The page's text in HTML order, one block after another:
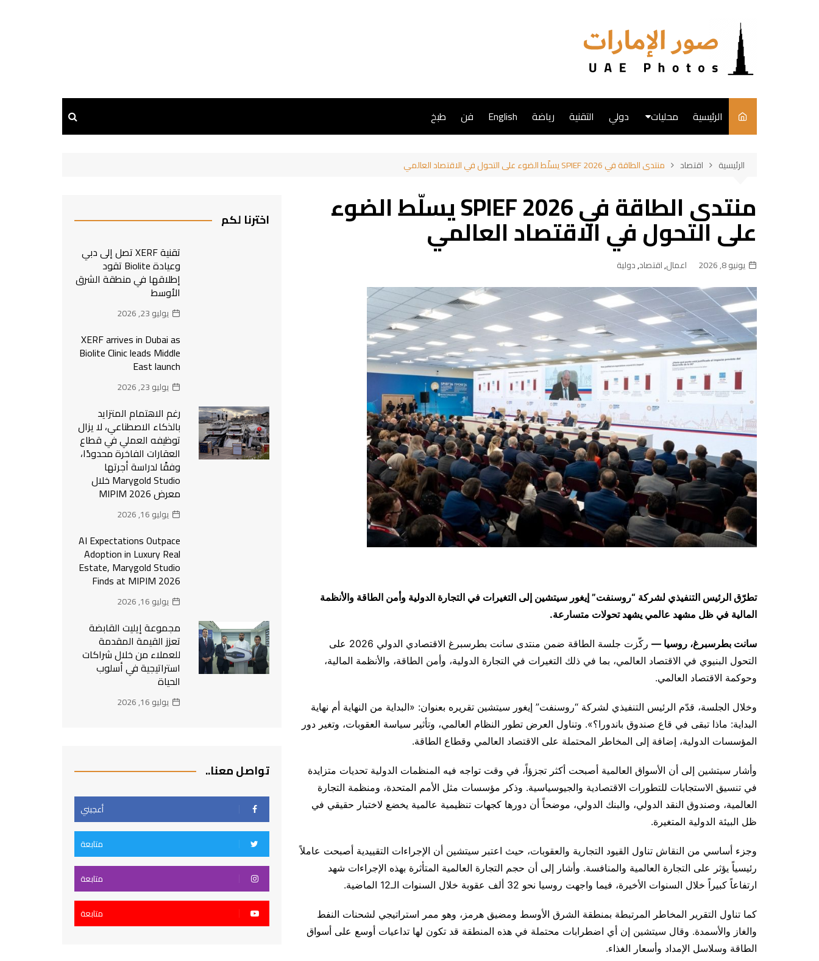
الرئيسية محليات
طبخ
دولي التقنية رياضة English فن طبخ
الرئيسية اقتصاد منتدى الطاقة في SPIEF 2026 يسلّط الضوء على التحول في الاقتصاد العالمي
منتدى الطاقة في SPIEF 2026 يسلّط الضوء
على التحول في الاقتصاد العالمي
يونيو 8, 2026 اعمال,اقتصاد,دولية
تطرّق الرئيس التنفيذي لشركة “روسنفت” إيغور سيتشين إلى التغيرات في التجارة الدولية وأمن الطاقة والأنظمة
المالية في ظل مشهد عالمي يشهد تحولات متسارعة.
سانت بطرسبرغ، روسيا —
ركّزت جلسة الطاقة ضمن منتدى سانت بطرسبرغ الاقتصادي الدولي 2026 على
التحول البنيوي في الاقتصاد العالمي، بما في ذلك التغيرات في التجارة الدولية، وأمن الطاقة، والأنظمة المالية،
وحوكمة الاقتصاد العالمي.
وخلال الجلسة، قدّم الرئيس التنفيذي لشركة “روسنفت” إيغور سيتشين تقريره بعنوان: «البداية من النهاية أم نهاية
البداية: ماذا تبقى في قاع صندوق باندورا؟». وتناول العرض تطور النظام العالمي، وتأثير سياسة العقوبات، وتغير دور
المؤسسات الدولية، إضافة إلى المخاطر المحتملة على الاقتصاد العالمي وقطاع الطاقة.
وأشار سيتشين إلى أن الأسواق العالمية أصبحت أكثر تجزؤاً، في وقت تواجه فيه المنظمات الدولية تحديات متزايدة
في تنسيق الاستجابات للتطورات الاقتصادية والجيوسياسية. وذكر مؤسسات مثل الأمم المتحدة، ومنظمة التجارة
العالمية، وصندوق النقد الدولي، والبنك الدولي، موضحاً أن دورها كجهات تنظيمية عالمية يخضع لاختبار حقيقي في
ظل البيئة الدولية المتغيرة.
وجزء أساسي من النقاش تناول القيود التجارية والعقوبات، حيث اعتبر سيتشين أن الإجراءات التقييدية أصبحت عاملاً
رئيسياً يؤثر على التجارة العالمية والمنافسة. وأشار إلى أن حجم التجارة العالمية المتأثرة بهذه الإجراءات شهد
ارتفاعاً كبيراً خلال السنوات الأخيرة، فيما واجهت روسيا نحو 32 ألف عقوبة خلال السنوات الـ12 الماضية.
كما تناول التقرير المخاطر المرتبطة بمنطقة الشرق الأوسط ومضيق هرمز، وهو ممر استراتيجي لشحنات النفط
والغاز والأسمدة. وقال سيتشين إن أي اضطرابات محتملة في هذه المنطقة قد تكون لها تداعيات أوسع على أسواق
الطاقة وسلاسل الإمداد وأسعار الغذاء.
اخترنا لكم
تقنية XERF تصل إلى دبي
وعيادة Biolite تقود
إطلاقها في منطقة الشرق
الأوسط
يوليو 23, 2026
XERF arrives in Dubai as
Biolite Clinic leads Middle
East launch
يوليو 23, 2026
رغم الاهتمام المتزايد
بالذكاء الاصطناعي، لا يزال
توظيفه العملي في قطاع
العقارات الفاخرة محدودًا،
وفقًا لدراسة أجرتها
Marygold Studio خلال
معرض MIPIM 2026
يوليو 16, 2026
AI Expectations Outpace
Adoption in Luxury Real
Estate, Marygold Studio
Finds at MIPIM 2026
يوليو 16, 2026
مجموعة إيليت القابضة
تعزز القيمة المقدمة
للعملاء من خلال شراكات
استراتيجية في أسلوب
الحياة
يوليو 16, 2026
تواصل معنا..
أعجبني
متابعة
متابعة
متابعة